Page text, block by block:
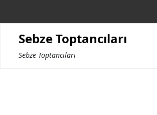
Sebze Toptancıları
Sebze Toptancıları